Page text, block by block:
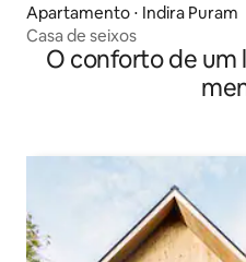
Apartamento ⋅ Indira Puram
Casa de seixos
O conforto de um